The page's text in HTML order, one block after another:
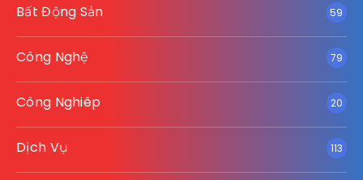
Bất Động Sản 59
Công Nghệ 79
Công Nghiêp 20
Dịch Vụ 113